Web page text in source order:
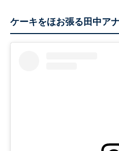
ケーキをほお張る田中ア